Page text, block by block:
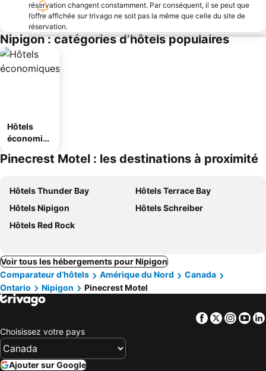
réservation changent constamment. Par conséquent, il se peut que
l’offre affichée sur trivago ne soit pas la même que celle du site de
réservation.
Nipigon : catégories d’hôtels populaires
Hôtels
économiq
Pinecrest Motel : les destinations à proximité
Hôtels Thunder Bay
Hôtels Terrace Bay
Hôtels Nipigon
Hôtels Schreiber
Hôtels Red Rock
Voir tous les hébergements pour Nipigon
Comparateur d’hôtels
Amérique du Nord
Canada
Ontario
Nipigon Pinecrest Motel
Facebook
Twitter
Choisissez votre pays
Ajouter sur Google